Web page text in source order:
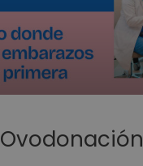
Ovodonación